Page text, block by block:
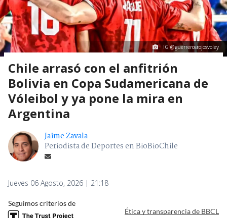
IG @guerrerosrojosvoley
Chile arrasó con el anfitrión
Bolivia en Copa Sudamericana de
Vóleibol y ya pone la mira en
Argentina
Jaime Zavala
Periodista de Deportes en BioBioChile
Jueves 06 Agosto, 2026 | 21:18
Seguimos criterios de
Ética y transparencia de BBCL